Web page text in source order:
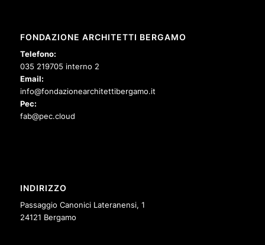
FONDAZIONE ARCHITETTI BERGAMO
Telefono:
035 219705 interno 2
Email:
info@fondazionearchitettibergamo.it
Pec:
fab@pec.cloud
INDIRIZZO
Passaggio Canonici Lateranensi, 1
24121 Bergamo